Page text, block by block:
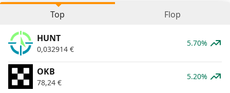
Top Flop
HUNT
0,032914 €
5.70%
OKB
78,24 €
5.20%